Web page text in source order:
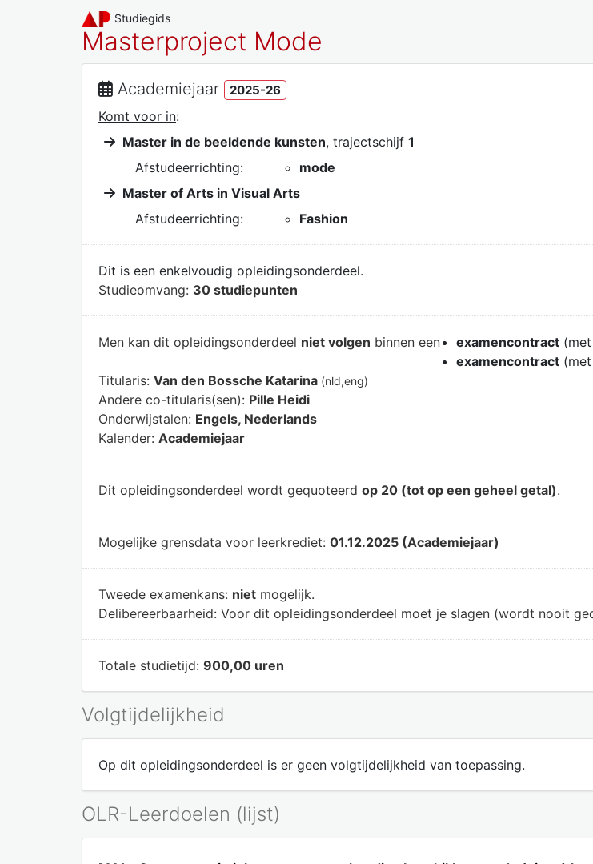
Studiegids
Masterproject Mode
Academiejaar 2025-26
Komt voor in:
Master in de beeldende kunsten, trajectschijf 1
Afstudeerrichting:
mode
Master of Arts in Visual Arts
Afstudeerrichting:
Fashion
Dit is een enkelvoudig opleidingsonderdeel.
Studieomvang: 30 studiepunten
Men kan dit opleidingsonderdeel niet volgen binnen een examencontract
examencontract
Titularis: Van den Bossche Katarina (nld,eng)
Andere co-titularis(sen): Pille Heidi
Onderwijstalen: Engels, Nederlands
Kalender: Academiejaar
Dit opleidingsonderdeel wordt gequoteerd op 20 (tot op een geheel getal).
Mogelijke grensdata voor leerkrediet: 01.12.2025 (Academiejaar)
Tweede examenkans: niet mogelijk.
Delibereerbaarheid: Voor dit opleidingsonderdeel moet je slagen (wordt nooit
Totale studietijd: 900,00 uren
Volgtijdelijkheid
Op dit opleidingsonderdeel is er geen volgtijdelijkheid van toepassing.
OLR-Leerdoelen (lijst)